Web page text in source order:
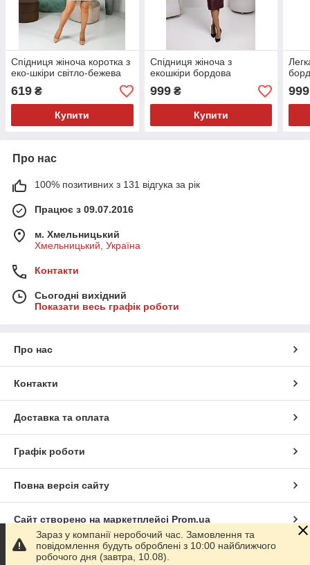
Спідниця жіноча коротка з
еко-шкіри світло-бежева
619 ₴
Купити
Спідниця жіноча з
екошкіри бордова
999₴
Купити
999
Про нас
100% позитивних з 131 відгука за рік
Працює з 09.07.2016
м. Хмельницький
Хмельницький, Україна
Контакти
Сьогодні вихідний
Показати весь графік роботи
Про нас
Контакти
Доставка та оплата
Графік роботи
Повна версія сайту
Сайт створено на маркетплейсі Prom.ua
Політика конфіденційності
Зараз у компанії неробочий час. Замовлення та
повідомлення будуть оброблені з 10:00 найближчого
робочого дня (завтра, 10.08).